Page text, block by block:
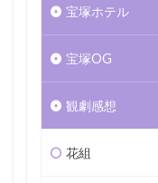
宝塚ホテル
宝塚OG
観劇感想
花組